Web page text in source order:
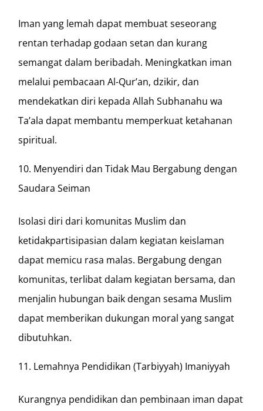
Iman yang lemah dapat membuat seseorang
rentan terhadap godaan setan dan kurang
semangat dalam beribadah. Meningkatkan iman
melalui pembacaan Al-Qur’an, dzikir, dan
mendekatkan diri kepada Allah Subhanahu wa
Ta’ala dapat membantu memperkuat ketahanan
spiritual.
Menyendiri dan Tidak Mau Bergabung dengan
Saudara Seiman
Isolasi diri dari komunitas Muslim dan
ketidakpartisipasian dalam kegiatan keislaman
dapat memicu rasa malas. Bergabung dengan
komunitas, terlibat dalam kegiatan bersama, dan
menjalin hubungan baik dengan sesama Muslim
dapat memberikan dukungan moral yang sangat
dibutuhkan.
Lemahnya Pendidikan (Tarbiyyah) Imaniyyah
Kurangnya pendidikan dan pembinaan iman dapat